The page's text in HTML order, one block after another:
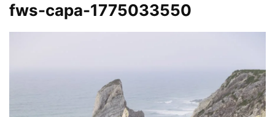
fws-capa-1775033550